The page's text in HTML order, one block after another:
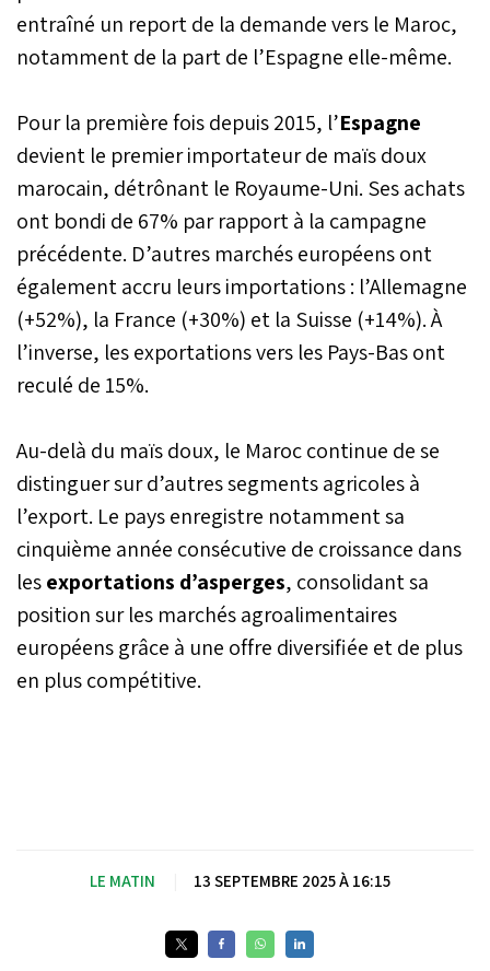
entraîné un report de la demande vers le Maroc,
notamment de la part de l’Espagne elle-même.
Pour la première fois depuis 2015, l’Espagne
devient le premier importateur de maïs doux
marocain, détrônant le Royaume-Uni. Ses achats
ont bondi de 67% par rapport à la campagne
précédente. D’autres marchés européens ont
également accru leurs importations : l’Allemagne
(+52%), la France (+30%) et la Suisse (+14%). À
l’inverse, les exportations vers les Pays-Bas ont
reculé de 15%.
Au-delà du maïs doux, le Maroc continue de se
distinguer sur d’autres segments agricoles à
l’export. Le pays enregistre notamment sa
cinquième année consécutive de croissance dans
lesexportations d’asperges, consolidant sa
position sur les marchés agroalimentaires
européens grâce à une offre diversifiée et de plus
en plus compétitive.
LE MATIN 13 SEPTEMBRE 2025 À 16:15